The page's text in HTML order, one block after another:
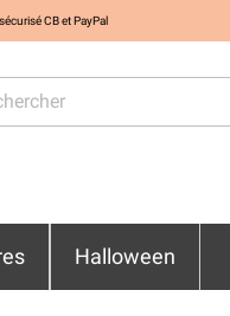
CB et PayPal
Halloween